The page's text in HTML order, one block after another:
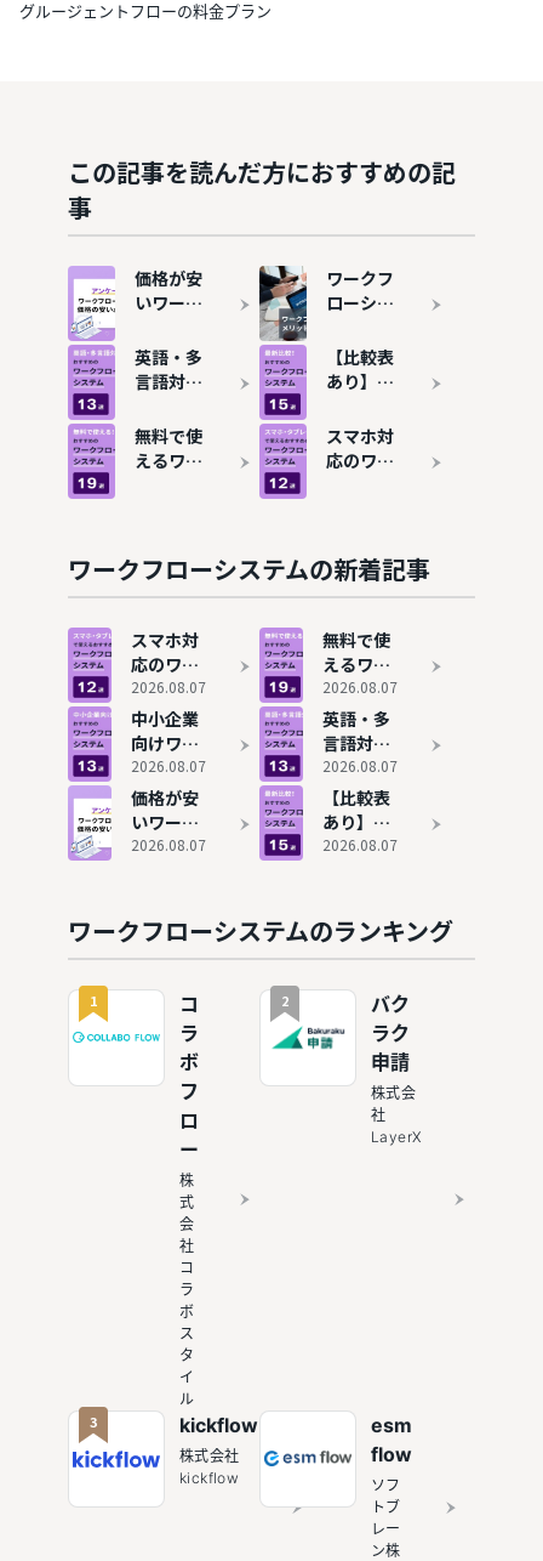
グルージェントフローの料金プラン
この記事を読んだ方におすすめの記
事
価格が安
いワーク
ステムお
すすめ13
選を比
較！費用
相場も解
説
ワークフ
ローシス
は？メリ
ット・デ
ト、導入
事例を解
説
英語・多
言語対応
フローシ
ステムお
企業にも
対応
【比較表
あり】ワ
ーシステ
ムおすす
無料で使
えるワー
19選！コ
ストをか
けずに稟
議を効率
化
スマホ対
応のワー
11選！タ
ブレット
でも承認
を効率化
ワークフローシステムの新着記事
スマホ対
応のワー
クフロー
システム
おすすめ
11選！タ
ブレット
でも承認
を効率化
2026.08.07
無料で使
えるワー
クフロー
システム
おすすめ
19選！コ
ストをか
けずに稟
議を効率
化
2026.08.07
中小企業
向けワー
クフロー
システム
おすすめ
13選を比
2026.08.07
英語・多
言語対応
のワーク
フローシ
ステムお
すすめ13
企業にも
対応
2026.08.07
価格が安
いワーク
フローシ
選を比
較！費用
相場も解
説
2026.08.07
【比較表
あり】ワ
ークフロ
め15選を
解説
2026.08.07
ワークフローシステムのランキング
1
コ
ラ
ボ
フ
ロ
ー
株
式
会
社
コ
ラ
ボ
ス
タ
イ
ル
2
バク
ラク
申請
株式会
社
LayerX
3 kickflow
株式会社
kickflow
esm
flow
ソフ
トブ
レー
ン株